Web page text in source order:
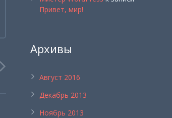
Привет, мир!
Архивы
Август 2016
Декабрь 2013
Ноябрь 2013